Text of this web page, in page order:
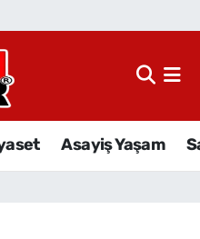
Asayiş Yaşam